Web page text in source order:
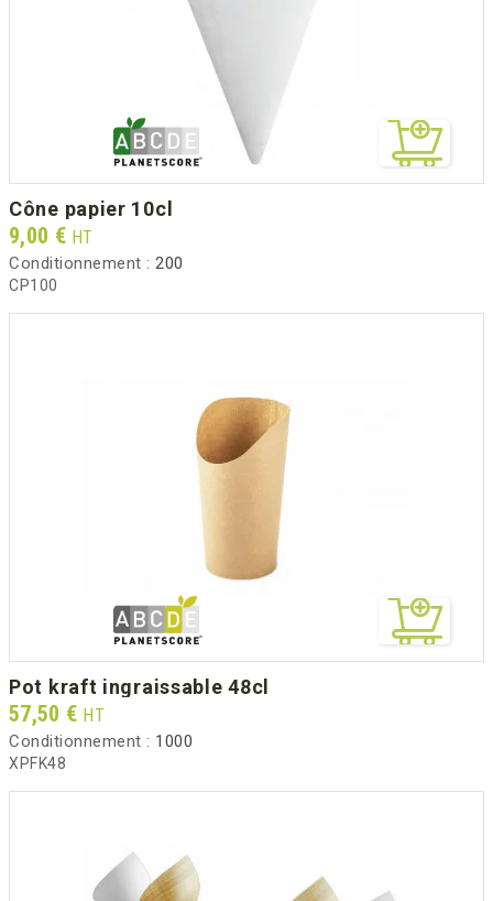
cône papier 10cl
Prix
9,00 € HT
Conditionnement : 200
CP100
pot kraft ingraissable 48cl
Prix
57,50 € HT
Conditionnement : 1000
XPFK48